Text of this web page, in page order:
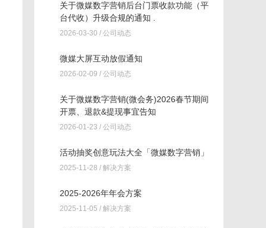
关于微媒数字营销后台门票收款功能（平
台代收）升级合规的通知 .
2026-03-30 / 公司动态
微媒大屏互动放假通知
2026-02-09 / 公司动态
关于微媒数字营销(微会务)2026春节期间
开票、退款&提现事宜告知
2026-01-23 / 公司动态
活动抽奖创意玩法大全「微媒数字营销」
2025-11-28 / 解决方案
2025-2026年年会方案
2025-11-05 / 解决方案